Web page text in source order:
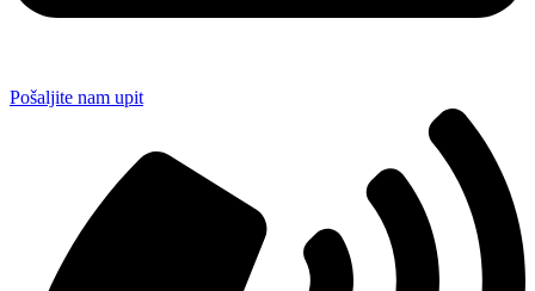
Pošaljite nam upit